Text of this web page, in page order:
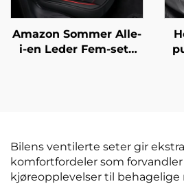
Amazon Sommer Alle-
i-en Leder Fem-sete
Bilens ventilerte seter gir
komfortfordeler som
kjøreopplevelser til behagelige